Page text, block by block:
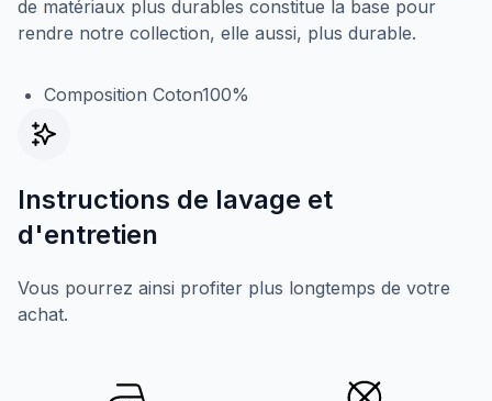
de matériaux plus durables constitue la base pour
rendre notre collection, elle aussi, plus durable.
Composition Coton100%
Instructions de lavage et
d'entretien
Vous pourrez ainsi profiter plus longtemps de votre
achat.